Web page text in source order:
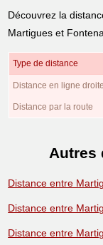
Découvrez la
Martigues et
Type de distance
Distance en ligne droite
Distance par la route
Autres
Distance entre
Distance entre
Distance entre